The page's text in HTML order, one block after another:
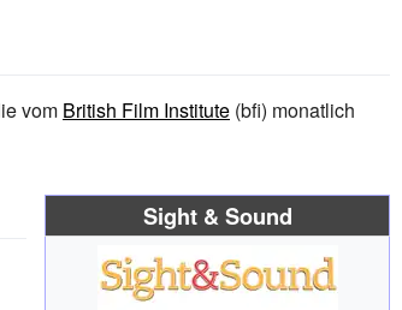
vom British Film Institute (bfi) monatlich
Sight & Sound